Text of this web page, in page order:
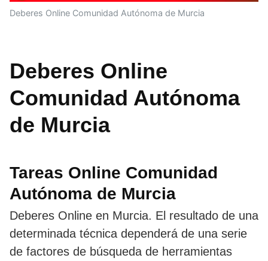
Deberes Online Comunidad Autónoma de Murcia
Deberes Online
Comunidad Autónoma
de Murcia
Tareas Online Comunidad
Autónoma de Murcia
Deberes Online en Murcia. El resultado de una
determinada técnica dependerá de una serie
de factores de búsqueda de herramientas